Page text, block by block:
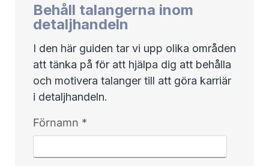
Behåll talangerna inom
detaljhandeln
I den här guiden tar vi upp olika områden
att tänka på för att hjälpa dig att behålla
och motivera talanger till att göra karriär
i detaljhandeln.